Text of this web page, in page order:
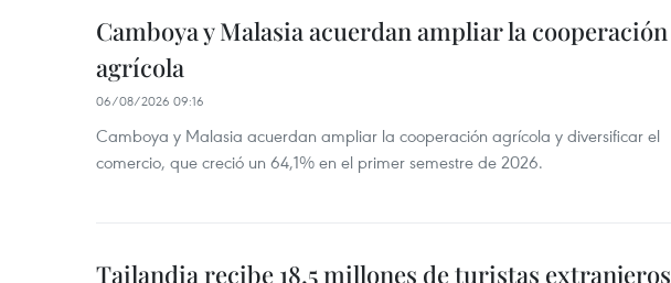
Camboya y Malasia acuerdan ampliar la cooperación
agrícola
06/08/2026 09:16
Camboya y Malasia acuerdan ampliar la cooperación agrícola y diversificar el
comercio, que creció un 64,1% en el primer semestre de 2026.
Tailandia recibe 18,5 millones de turistas extranjeros